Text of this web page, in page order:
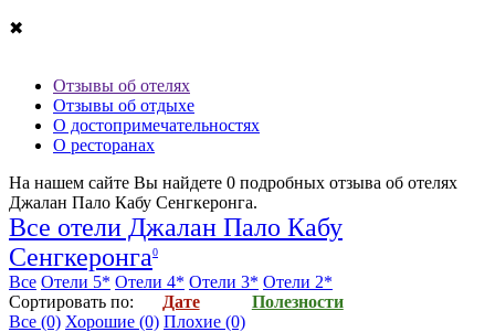
✖
Отзывы об отелях
Отзывы об отдыхе
О достопримечательностях
О ресторанах
На нашем сайте Вы найдете 0 подробных отзыва об отелях
Джалан Пало Кабу Сенгкеронга.
Все отели Джалан Пало Кабу
Сенгкеронга0
Все Отели 5* Отели 4* Отели 3* Отели 2*
Cортировать по:
Дате
Полезности
Все (0) Хорошие (0) Плохие (0)